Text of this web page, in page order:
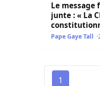
Le message
junte : « La
Pape Gaye Tall
1